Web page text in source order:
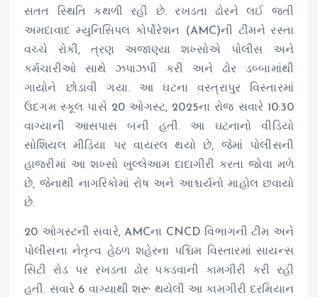
સતત સ્થિતિ કથળી રહી છે. રખડતા ઢોરને લઈ જતી
અમદાવાદ મ્યુનિસિપલ કોર્પોરેશન (AMC)ની ટીમને રસ્તા
વચ્ચે રોકી, ત્રણ અજાણ્યા શખ્સોએ પોલીસ અને
કર્મચારીઓ સાથે ઝપાઝપી કરી અને ઢોર ડબ્બામાંથી
ગાયોને છોડાવી ગયા. આ ઘટના વસ્ત્રાપુર વિસ્તારમાં
ઉદગમ સ્કૂલ પાસે 20 ઓગસ્ટ, 2025ના રોજ સવારે 10:30
વાગ્યાની આસપાસ બની હતી. આ ઘટનાનો વીડિયો
સોશિયલ મીડિયા પર વાયરલ થયો છે, જેમાં પોલીસની
હાજરીમાં આ શખ્સો ખુલ્લેઆમ દાદાગીરી કરતા જોવા મળે
છે, જેનાથી નાગરિકોમાં રોષ અને આશ્ચર્યનો માહોલ છવાયો
છે.
20 ઓગસ્ટની સવારે, AMCના CNCD વિભાગની ટીમ અને
પોલીસના નેતૃત્વ હેઠળ શહેરના પશ્ચિમ વિસ્તારમાં સાયન્સ
સિટી રોડ પર રખડતા ઢોર પકડવાની કામગીરી કરી રહી
હતી. સવારે 6 વાગ્યાથી શરૂ થયેલી આ કામગીરી દરમિયાન